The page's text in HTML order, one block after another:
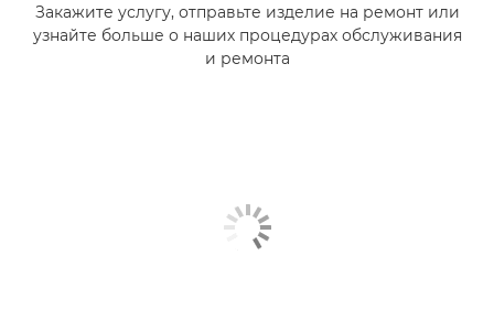
Закажите услугу, отправьте изделие на ремонт или
узнайте больше о наших процедурах обслуживания
и ремонта